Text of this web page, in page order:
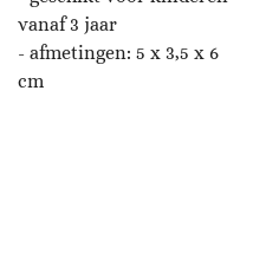
vanaf 3 jaar
- afmetingen: 5 x 3,5 x 6
cm